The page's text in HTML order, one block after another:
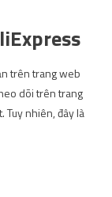
trên trang web
dõi trên trang
Tuy nhiên, đây là